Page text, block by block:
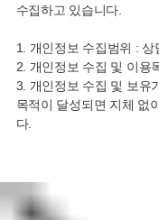
수집하고 있습니다.
1. 개인정보 수집범위 :
2. 개인정보 수집 및 이용
3. 개인정보 수집 및 보유
목적이 달성되면 지체 없
다.